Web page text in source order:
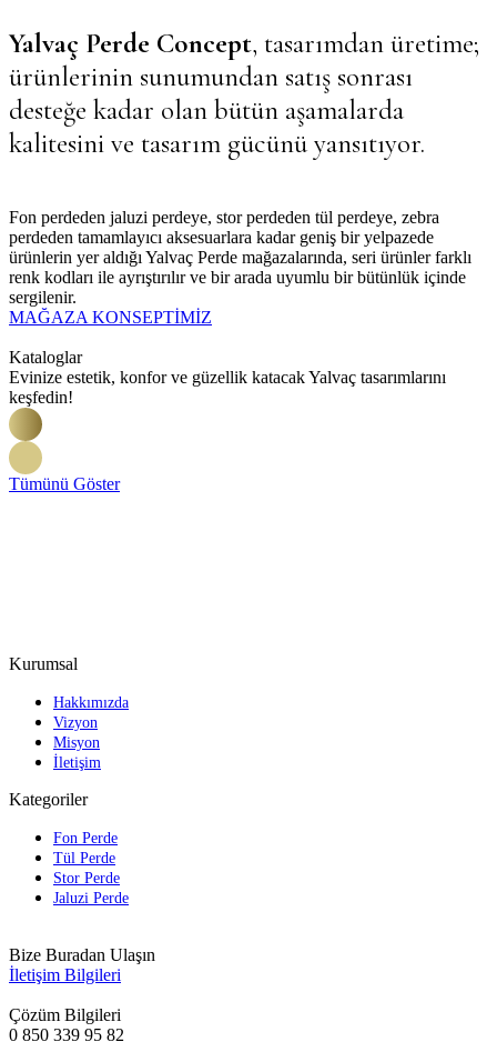
Yalvaç Perde Concept, tasarımdan üretime;
ürünlerinin sunumundan satış sonrası
desteğe kadar olan bütün aşamalarda
kalitesini ve tasarım gücünü yansıtıyor.
Fon perdeden jaluzi perdeye, stor perdeden tül perdeye, zebra
perdeden tamamlayıcı aksesuarlara kadar geniş bir yelpazede
ürünlerin yer aldığı Yalvaç Perde mağazalarında, seri ürünler farklı
renk kodları ile ayrıştırılır ve bir arada uyumlu bir bütünlük içinde
sergilenir.
MAĞAZA KONSEPTİMİZ
Kataloglar
Evinize estetik, konfor ve güzellik katacak Yalvaç tasarımlarını
keşfedin!
Tümünü Göster
Kurumsal
Hakkımızda
Vizyon
Misyon
İletişim
Kategoriler
Fon Perde
Tül Perde
Stor Perde
Jaluzi Perde
Bize Buradan Ulaşın
İletişim Bilgileri
Çözüm Bilgileri
0 850 339 95 82